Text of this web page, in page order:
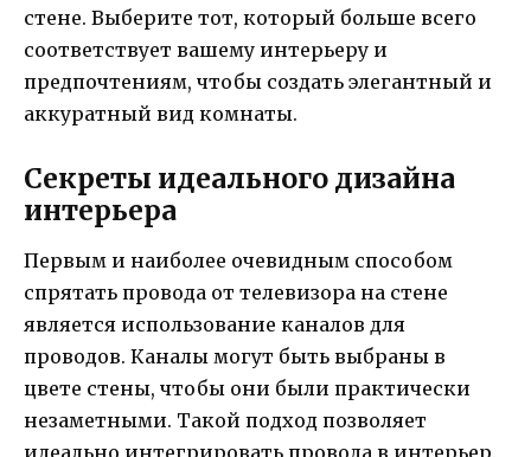
стене. Выберите тот, который больше всего
соответствует вашему интерьеру и
предпочтениям, чтобы создать элегантный и
аккуратный вид комнаты.
Секреты идеального дизайна
интерьера
Первым и наиболее очевидным способом
спрятать провода от телевизора на стене
является использование каналов для
проводов. Каналы могут быть выбраны в
цвете стены, чтобы они были практически
незаметными. Такой подход позволяет
идеально интегрировать провода в интерьер.